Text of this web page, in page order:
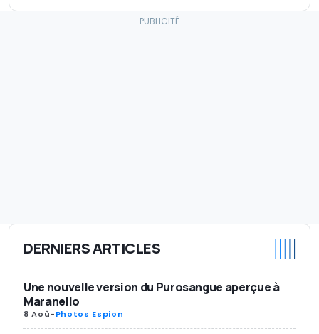
DERNIERS ARTICLES
Une nouvelle version du Purosangue aperçue à
Maranello
8 Aoû-Photos Espion